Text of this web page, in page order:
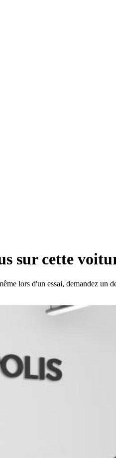
sur cette
lors d'un essai, demandez un